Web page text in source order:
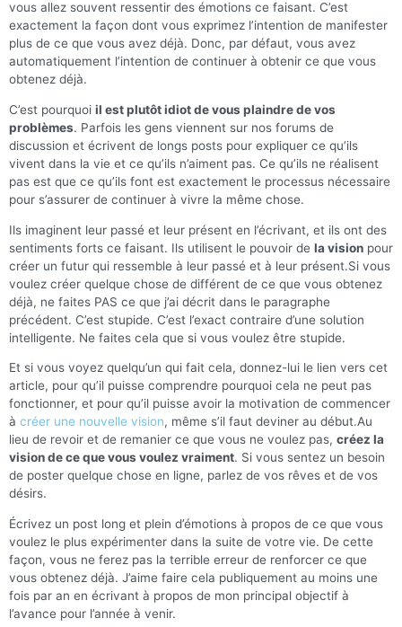
vous allez souvent ressentir des émotions ce faisant. C’est
exactement la façon dont vous exprimez l’intention de manifester
plus de ce que vous avez déjà. Donc, par défaut, vous avez
automatiquement l’intention de continuer à obtenir ce que vous
obtenez déjà.
C’est pourquoi il est plutôt idiot de vous plaindre de vos
problèmes. Parfois les gens viennent sur nos forums de
discussion et écrivent de longs posts pour expliquer ce qu’ils
vivent dans la vie et ce qu’ils n’aiment pas. Ce qu’ils ne réalisent
pas est que ce qu’ils font est exactement le processus nécessaire
pour s’assurer de continuer à vivre la même chose.
Ils imaginent leur passé et leur présent en l’écrivant, et ils ont des
sentiments forts ce faisant. Ils utilisent le pouvoir de la vision pour
créer un futur qui ressemble à leur passé et à leur présent.Si vous
voulez créer quelque chose de différent de ce que vous obtenez
déjà, ne faites PAS ce que j’ai décrit dans le paragraphe
précédent. C’est stupide. C’est l’exact contraire d’une solution
intelligente. Ne faites cela que si vous voulez être stupide.
Et si vous voyez quelqu’un qui fait cela, donnez-lui le lien vers cet
article, pour qu’il puisse comprendre pourquoi cela ne peut pas
fonctionner, et pour qu’il puisse avoir la motivation de commencer
à créer une nouvelle vision, même s’il faut deviner au début.Au
lieu de revoir et de remanier ce que vous ne voulez pas, créez la
vision de ce que vous voulez vraiment. Si vous sentez un besoin
de poster quelque chose en ligne, parlez de vos rêves et de vos
désirs.
Écrivez un post long et plein d’émotions à propos de ce que vous
voulez le plus expérimenter dans la suite de votre vie. De cette
façon, vous ne ferez pas la terrible erreur de renforcer ce que
vous obtenez déjà. J’aime faire cela publiquement au moins une
fois par an en écrivant à propos de mon principal objectif à
l’avance pour l’année à venir.